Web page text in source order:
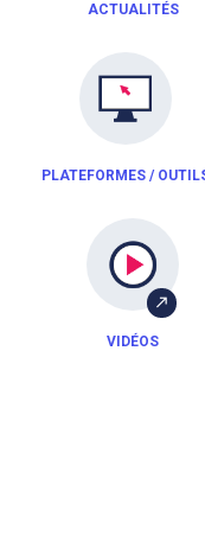
ACTUALITÉS
PLATEFORMES /
VIDÉOS